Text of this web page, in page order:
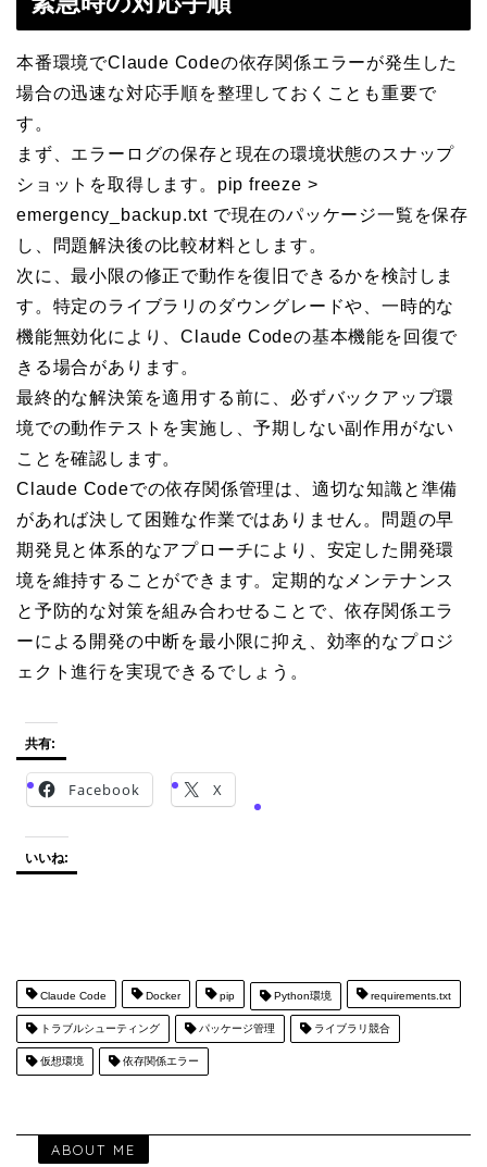
本番環境でClaude Codeの依存関係エラーが発生した
場合の迅速な対応手順を整理しておくことも重要で
す。
まず、エラーログの保存と現在の環境状態のスナップ
ショットを取得します。pip freeze >
emergency_backup.txt で現在のパッケージ一覧を保存
し、問題解決後の比較材料とします。
次に、最小限の修正で動作を復旧できるかを検討しま
す。特定のライブラリのダウングレードや、一時的な
機能無効化により、Claude Codeの基本機能を回復で
きる場合があります。
最終的な解決策を適用する前に、必ずバックアップ環
境での動作テストを実施し、予期しない副作用がない
ことを確認します。
Claude Codeでの依存関係管理は、適切な知識と準備
があれば決して困難な作業ではありません。問題の早
期発見と体系的なアプローチにより、安定した開発環
境を維持することができます。定期的なメンテナンス
と予防的な対策を組み合わせることで、依存関係エラ
ーによる開発の中断を最小限に抑え、効率的なプロジ
ェクト進行を実現できるでしょう。
共有:
Facebook X
いいね:
Claude Code Docker pip Python環境 requirements.txt
トラブルシューティング パッケージ管理 ライブラリ競合
仮想環境 依存関係エラー
ABOUT ME